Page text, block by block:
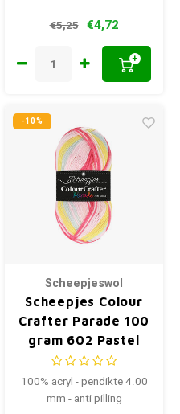
€5,25 €4,72
+
-10%
Scheepjeswol
Scheepjes Colour
Crafter Parade 100
gram 602 Pastel
Party
100% acryl - pendikte 4.00
mm - anti pilling